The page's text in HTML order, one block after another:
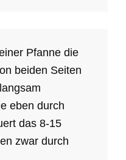
Pfanne die
beiden Seiten
eben durch
das 8-15
zwar durch